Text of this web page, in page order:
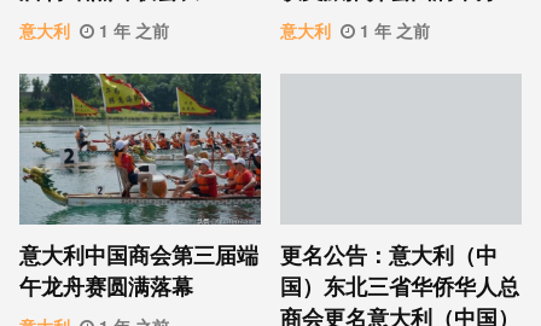
意大利 1 年 之前 意大利 1 年 之前
意大利中国商会第三届端
午龙舟赛圆满落幕
更名公告：意大利（中
国）东北三省华侨华人总
商会更名意大利（中国）